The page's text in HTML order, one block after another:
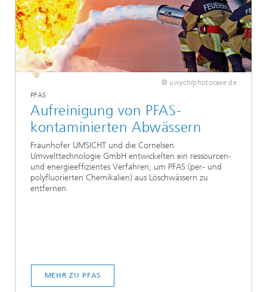
© uwy.ch/photocase.de
PFAS
Aufreinigung von PFAS-
kontaminierten Abwässern
Fraunhofer UMSICHT und die Cornelsen
Umwelttechnologie GmbH entwickelten ein ressourcen-
und energieeffizientes Verfahren, um PFAS (per- und
polyfluorierten Chemikalien) aus Löschwässern zu
entfernen.
MEHR ZU PFAS